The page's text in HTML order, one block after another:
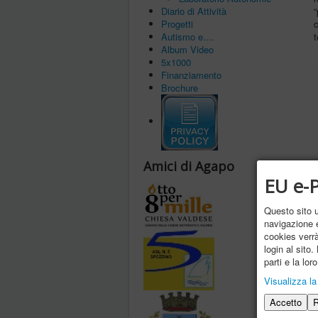
Diario di Attività
Progetti
Autismo e....
Album Video
5x1000
Finanziamento
Brochure
Amici di Agapo
EU
Questo sito
navigazione
cookies
login al sito.
parti e la
Visualizza
Accetto